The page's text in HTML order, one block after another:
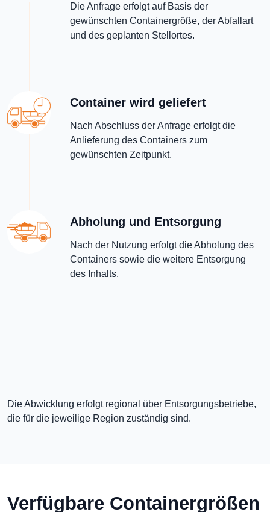
Die Anfrage erfolgt auf Basis der
gewünschten Containergröße, der Abfallart
und des geplanten Stellortes.
Container wird geliefert
Nach Abschluss der Anfrage erfolgt die
Anlieferung des Containers zum
gewünschten Zeitpunkt.
Abholung und Entsorgung
Nach der Nutzung erfolgt die Abholung des
Containers sowie die weitere Entsorgung
des Inhalts.
Die Abwicklung erfolgt regional über Entsorgungsbetriebe,
die für die jeweilige Region zuständig sind.
Verfügbare Containergrößen